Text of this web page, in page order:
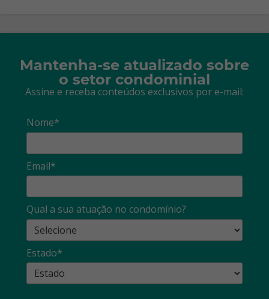
Mantenha-se atualizado sobre
o setor condominial
Assine e receba conteúdos exclusivos por e-mail:
Nome*
Email*
Qual a sua atuação no condomínio?
Estado*